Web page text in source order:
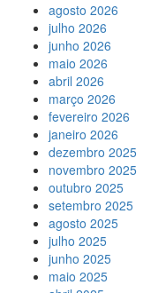
agosto 2026
julho 2026
junho 2026
maio 2026
abril 2026
março 2026
fevereiro 2026
janeiro 2026
dezembro 2025
novembro 2025
outubro 2025
setembro 2025
agosto 2025
julho 2025
junho 2025
maio 2025